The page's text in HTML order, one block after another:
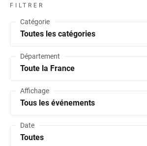
FILTRER
Toutes les catégories
Catégorie
Toute la France
Département
Tous les événements
Affichage
Toutes
Date